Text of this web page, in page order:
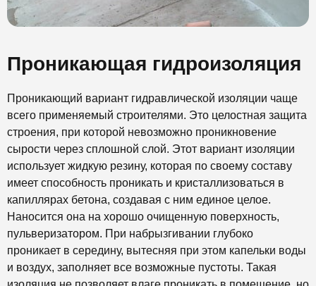
Проникающая гидроизоляция
Проникающий вариант гидравлической изоляции чаще
всего применяемый строителями. Это целостная защита
строения, при которой невозможно проникновение
сырости через сплошной слой. Этот вариант изоляции
использует жидкую резину, которая по своему составу
имеет способность проникать и кристаллизоваться в
капиллярах бетона, создавая с ним единое целое.
Наносится она на хорошо очищенную поверхность,
пульверизатором. При набрызгивании глубоко
проникает в середину, вытесняя при этом капельки воды
и воздух, заполняет все возможные пустоты. Такая